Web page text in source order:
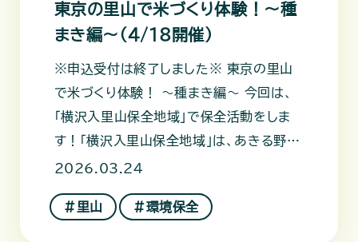
東京の里山で米づくり体験！～種
まき編～（4/18開催）
※申込受付は終了しました※ 東京の里山
で米づくり体験！ ～種まき編～ 今回は、
「横沢入里山保全地域」で保全活動をしま
す！「横沢入里山保全地域」は、あきる野市
にある保全地域で、かつての
2026.03.24
＃里山 ＃環境保全